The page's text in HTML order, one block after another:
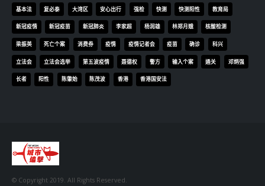
基本法 复必泰 大湾区 安心出行 强检 快测 快测阳性 教育局
新冠疫情 新冠疫苗 新冠肺炎 李家超 杨润雄 林郑月娥 核酸检测
梁振英 死亡个案 消费券 疫情 疫情记者会 疫苗 确诊 科兴
立法会 立法会选举 第五波疫情 聂德权 警方 输入个案 通关 邓炳强
长者 阳性 陈肇始 陈茂波 香港 香港国安法
© Copyright 2019. All Rights Reserved.